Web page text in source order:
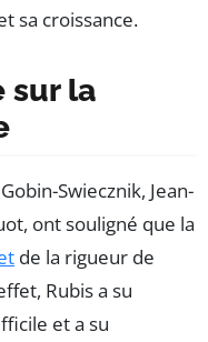
sa croissance.
sur la
Swiecznik, Jean-
ont souligné que la
de la rigueur de
Rubis a su
et a su